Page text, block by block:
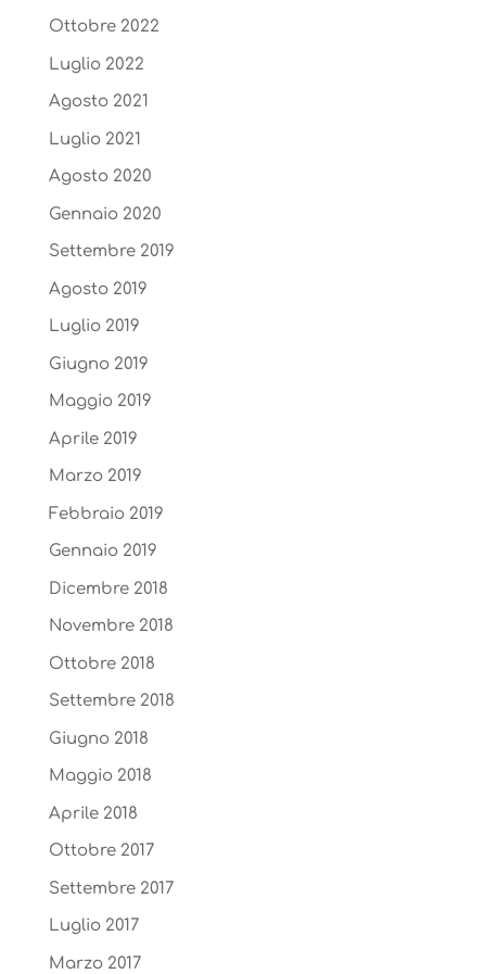
Ottobre 2022
Luglio 2022
Agosto 2021
Luglio 2021
Agosto 2020
Gennaio 2020
Settembre 2019
Agosto 2019
Luglio 2019
Giugno 2019
Maggio 2019
Aprile 2019
Marzo 2019
Febbraio 2019
Gennaio 2019
Dicembre 2018
Novembre 2018
Ottobre 2018
Settembre 2018
Giugno 2018
Maggio 2018
Aprile 2018
Ottobre 2017
Settembre 2017
Luglio 2017
Marzo 2017